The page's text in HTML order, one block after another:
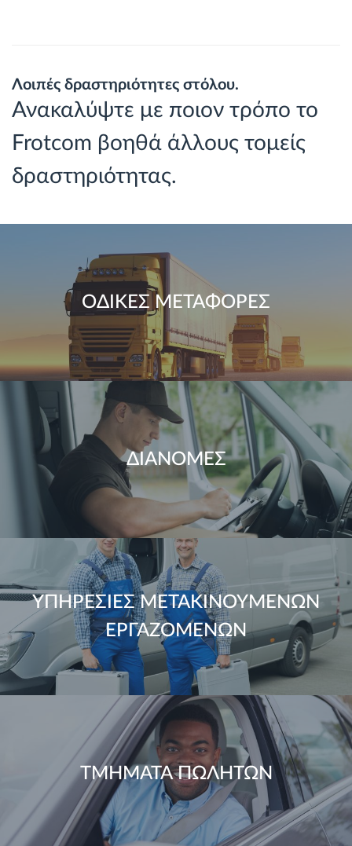
Λοιπές δραστηριότητες στόλου.
Ανακαλύψτε με ποιον τρόπο το
Frotcom βοηθά άλλους τομείς
δραστηριότητας.
ΟΔΙΚΕΣ ΜΕΤΑΦΟΡΕΣ
ΔΙΑΝΟΜΕΣ
ΥΠΗΡΕΣΙΕΣ ΜΕΤΑΚΙΝΟΥΜΕΝΩΝ
ΕΡΓΑΖΟΜΕΝΩΝ
ΤΜΗΜΑΤΑ ΠΩΛΗΤΩΝ